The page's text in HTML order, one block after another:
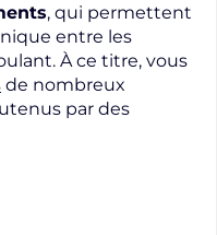
, qui permettent
entre les
À ce titre, vous
de nombreux
par des